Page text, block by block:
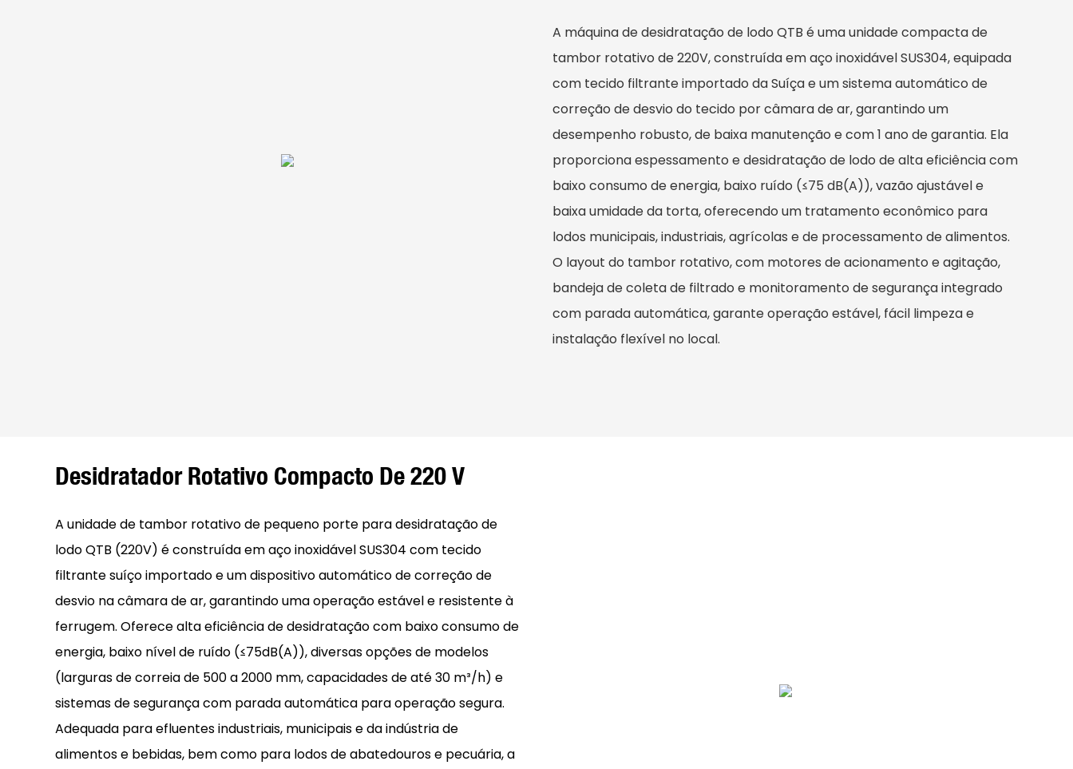
A máquina de desidratação de lodo QTB é uma unidade compacta de
tambor rotativo de 220V, construída em aço inoxidável SUS304, equipada
com tecido filtrante importado da Suíça e um sistema automático de
correção de desvio do tecido por câmara de ar, garantindo um
desempenho robusto, de baixa manutenção e com 1 ano de garantia. Ela
proporciona espessamento e desidratação de lodo de alta eficiência com
baixo consumo de energia, baixo ruído (≤75 dB(A)), vazão ajustável e
baixa umidade da torta, oferecendo um tratamento econômico para
lodos municipais, industriais, agrícolas e de processamento de alimentos.
O layout do tambor rotativo, com motores de acionamento e agitação,
bandeja de coleta de filtrado e monitoramento de segurança integrado
com parada automática, garante operação estável, fácil limpeza e
instalação flexível no local.
Desidratador Rotativo Compacto De 220 V
A unidade de tambor rotativo de pequeno porte para desidratação de
lodo QTB (220V) é construída em aço inoxidável SUS304 com tecido
filtrante suíço importado e um dispositivo automático de correção de
desvio na câmara de ar, garantindo uma operação estável e resistente à
ferrugem. Oferece alta eficiência de desidratação com baixo consumo de
energia, baixo nível de ruído (≤75dB(A)), diversas opções de modelos
(larguras de correia de 500 a 2000 mm, capacidades de até 30 m³/h) e
sistemas de segurança com parada automática para operação segura.
Adequada para efluentes industriais, municipais e da indústria de
alimentos e bebidas, bem como para lodos de abatedouros e pecuária, a